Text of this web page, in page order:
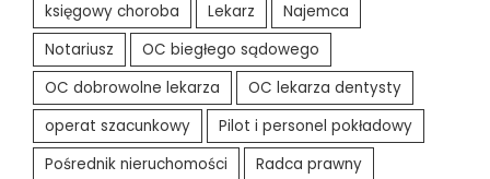
księgowy choroba
Lekarz
Najemca
Notariusz
OC biegłego sądowego
OC dobrowolne lekarza
OC lekarza dentysty
operat szacunkowy
Pilot i personel pokładowy
Pośrednik nieruchomości
Radca prawny